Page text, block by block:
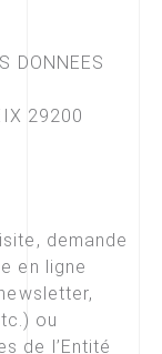
DONNEES
29200
demande
en ligne
ou
de l’Entité